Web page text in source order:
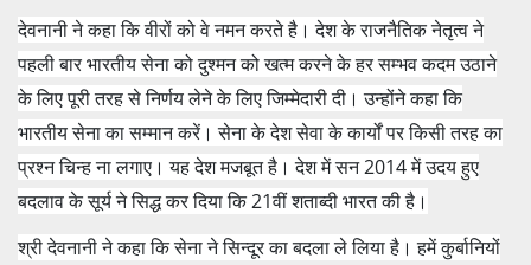
देवनानी ने कहा कि वीरों को वे नमन करते है। देश के राजनैतिक‍ नेतृत्‍व ने
पहली बार भारतीय सेना को दुश्‍मन को खत्‍म करने के हर सम्‍भव कदम उठाने
के लिए पूरी तरह से निर्णय लेने के लिए जिम्‍मेदारी दी। उन्‍होंने कहा कि
भारतीय सेना का सम्‍मान करें। सेना के देश सेवा के कार्यों पर किसी तरह का
प्रश्‍न चिन्‍ह ना लगाए। यह देश मजबूत है। देश में सन 2014 में उदय हुए
बदलाव के सूर्य ने सिद्ध कर दिया कि 21वीं शताब्‍दी भारत की है।
श्री देवनानी ने कहा कि सेना ने सिन्‍दूर का बदला ले लिया है। हमें कुर्बानियों